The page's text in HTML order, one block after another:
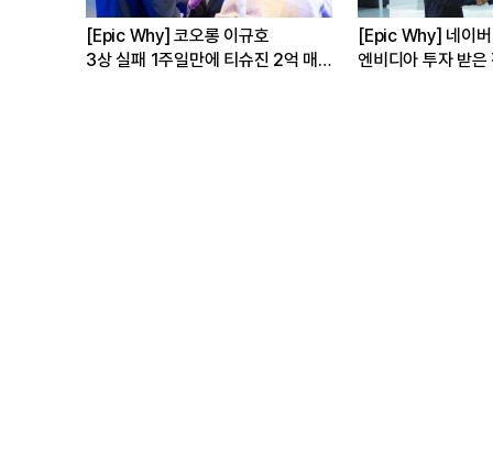
[Epic Why] 코오롱 이규호
3상 실패 1주일만에 티슈진 2억 매
[Epic Why] 네이버
엔비디아 투자 받은